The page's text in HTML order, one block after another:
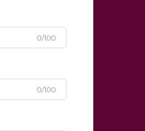
0/100
0/100